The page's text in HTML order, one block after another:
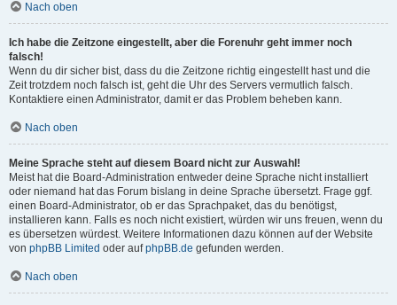
Nach oben
Ich habe die Zeitzone eingestellt, aber die Forenuhr geht immer noch
falsch!
Wenn du dir sicher bist, dass du die Zeitzone richtig eingestellt hast und die
Zeit trotzdem noch falsch ist, geht die Uhr des Servers vermutlich falsch.
Kontaktiere einen Administrator, damit er das Problem beheben kann.
Nach oben
Meine Sprache steht auf diesem Board nicht zur Auswahl!
Meist hat die Board-Administration entweder deine Sprache nicht installiert
oder niemand hat das Forum bislang in deine Sprache übersetzt. Frage ggf.
einen Board-Administrator, ob er das Sprachpaket, das du benötigst,
installieren kann. Falls es noch nicht existiert, würden wir uns freuen, wenn du
es übersetzen würdest. Weitere Informationen dazu können auf der Website
von phpBB Limited oder aufphpBB.de gefunden werden.
Nach oben